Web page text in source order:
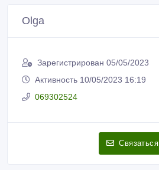
Olga
Зарегистрирован 05/05/2023
Активность 10/05/2023 16:19
069302524
Связаться